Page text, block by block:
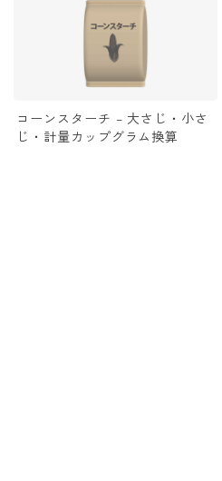
コーンスターチ – 大さじ・小さ
じ・計量カップグラム換算